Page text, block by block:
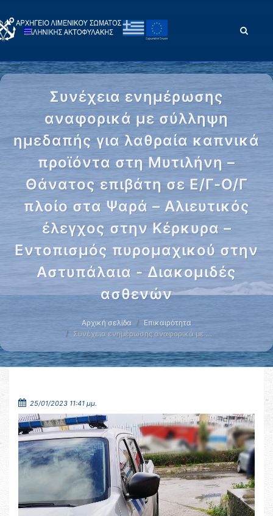
Συνέχεια ενημέρωσης
αναφορικά με σύλληψη
ημεδαπής για λαθραία καπνικά
προϊόντα στη Μυτιλήνη –
Θάνατος επιβάτη σε Ε/Γ-Ο/Γ
πλοίο στα Ψαρά – Αλιευτικός
έλεγχος στην Κέρκυρα –
Εντοπισμός πυρομαχικού στην
Αστυπάλαια - Διακομιδές
ασθενών
Αρχική σελίδα
Επικαιρότητα
Συνέχεια ενημέρωσης αναφορικά με …
25/01/2023 11:41 μμ.